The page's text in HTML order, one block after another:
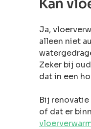
Kan
Ja,
alleen niet
Zeker bij
dat in een
Bij renovatie
of dat er